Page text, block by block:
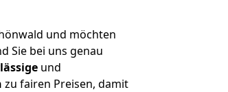
und möchten
Sie bei uns genau
und
zu fairen Preisen, damit